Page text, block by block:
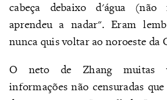
cabeça debaixo d'água
aprendeu a nadar". Eram
nunca quis voltar ao noroeste da
O neto de Zhang muitas
informações não censuradas